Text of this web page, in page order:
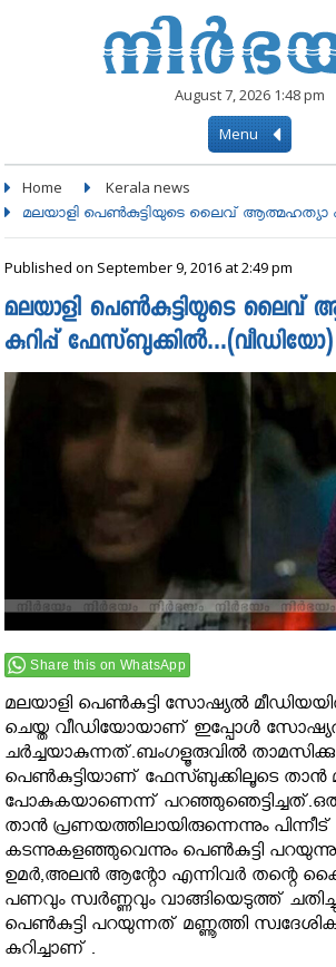
August 7, 2026 1:48 pm
Menu
Home Kerala news
മലയാളി പെണ്‍കുട്ടിയുടെ ലൈവ് ആത്മഹത്യാ
Published on September 9, 2016 at 2:49 pm
മലയാളി പെണ്‍കുട്ടിയുടെ ലൈവ്
കുറിപ്പ് ഫേസ്ബുക്കില്‍…(വീഡിയോ)
Share this on WhatsApp
മലയാളി പെണ്‍കുട്ടി സോഷ്യല്‍
ചെയ്ത വീഡിയോയാണ് ഇപ്പോള്‍
ചർച്ചയാകുന്നത്.ബംഗളൂരുവില്‍
പെണ്‍കുട്ടിയാണ് ഫേസ്ബുക്കിലൂടെ താന്‍
പോകുകയാണെന്ന്
താന്‍ പ്രണയത്തിലായിരുന്നെന്നും പിന്നീട്
കടന്നുകളഞ്ഞുവെന്നും പെണ്‍കുട്ടി
ഉമര്‍,അലന്‍ ആന്റോ എന്നിവര്‍ തന്റെ
പണവും സ്വര്‍ണ്ണവും വാങ്ങിയെടുത്ത്
പെണ്‍കുട്ടി പറയുന്നത് മണ്ണൂത്തി
കുറിച്ചാണ് .